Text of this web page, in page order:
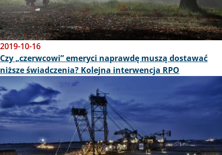
2019-10-16
Czy „czerwcowi” emeryci naprawdę muszą dostawać
niższe świadczenia? Kolejna interwencja RPO
Obraz